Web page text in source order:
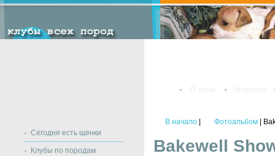
Сегодня есть щенки
Клубы по породам
В начало Фотоальбом |
Bakewell